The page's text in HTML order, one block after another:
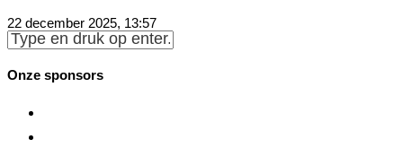
22 december 2025, 13:57
Onze sponsors